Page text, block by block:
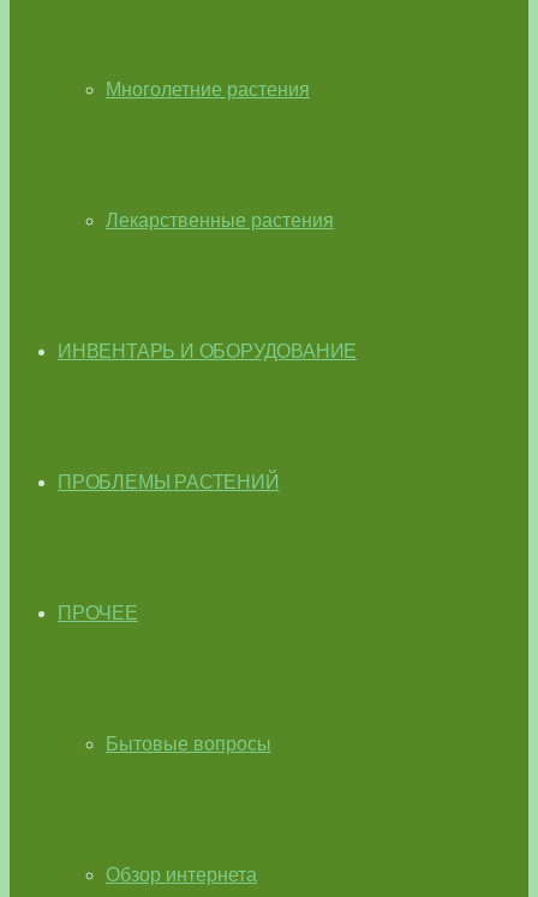
Многолетние растения
Лекарственные растения
ИНВЕНТАРЬ И ОБОРУДОВАНИЕ
ПРОБЛЕМЫ РАСТЕНИЙ
ПРОЧЕЕ
Бытовые вопросы
Обзор интернета